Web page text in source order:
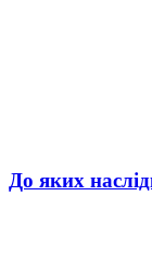
До яких